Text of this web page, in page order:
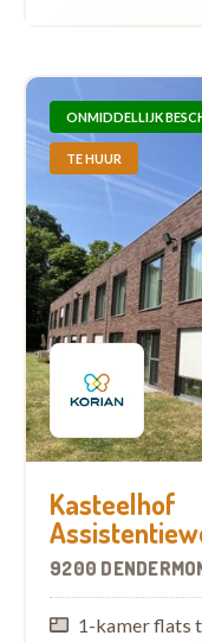
ONMIDDELLIJK
TE HUUR
Kasteelhof
9200
1-kamer flats